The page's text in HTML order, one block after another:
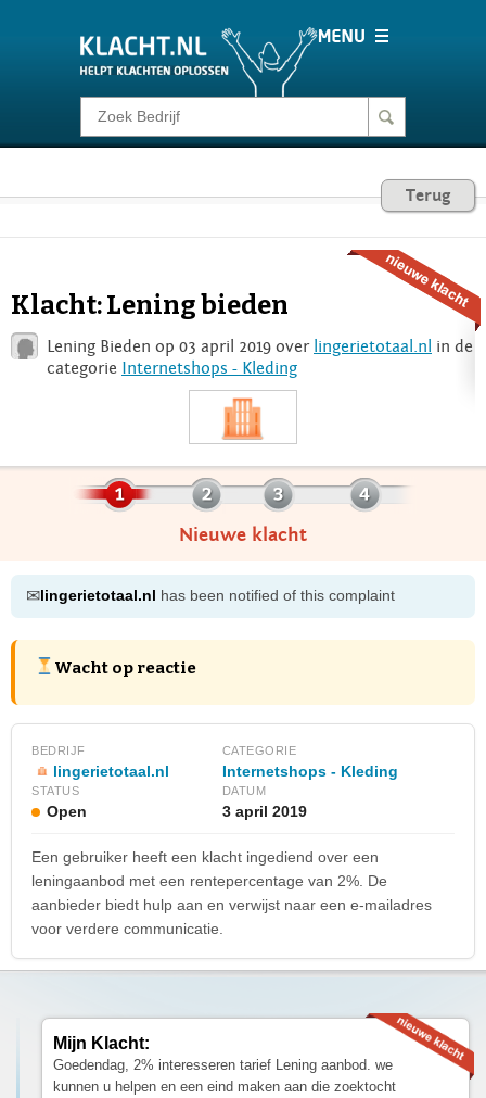
Klacht melden
Consumentenrecht Terug
Klacht: Lening bieden
Lening Bieden op 03 april 2019 over lingerietotaal.nl in de
categorie Internetshops - Kleding
Nieuwe klacht
✉lingerietotaal.nl has been notified of this complaint
Wacht op reactie
BEDRIJF
lingerietotaal.nl
CATEGORIE
Internetshops - Kleding
STATUS
Open
DATUM
3 april 2019
Een gebruiker heeft een klacht ingediend over een
leningaanbod met een rentepercentage van 2%. De
aanbieder biedt hulp aan en verwijst naar een e-mailadres
voor verdere communicatie.
Mijn Klacht:
Goedendag, 2% interesseren tarief Lening aanbod. we
kunnen u helpen en een eind maken aan die zoektocht